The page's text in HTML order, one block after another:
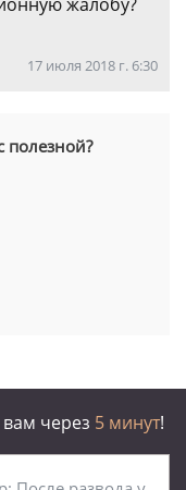
17 июля 2018 г. 6:30
полезной?
через 5 минут!